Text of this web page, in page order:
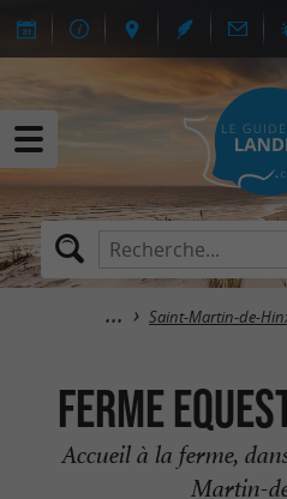
Saint-Martin-de-
FERME
Accueil à la ferme,
Martin-